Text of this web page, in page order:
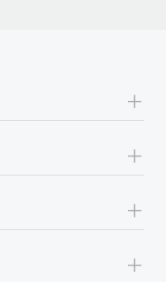
多額の資金がシステ
+
+
+
+